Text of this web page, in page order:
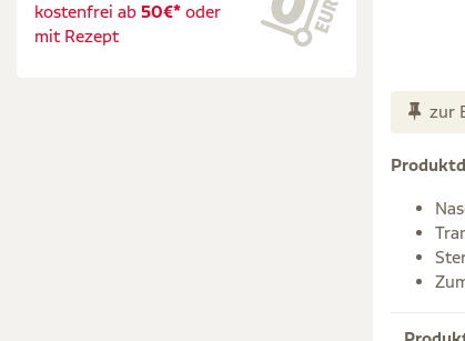
kostenfrei ab 50€* oder
mit Rezept
zur